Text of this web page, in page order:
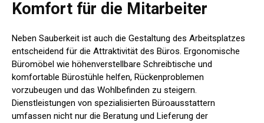
Komfort für die Mitarbeiter
Neben Sauberkeit ist auch die Gestaltung des Arbeitsplatzes
entscheidend für die Attraktivität des Büros. Ergonomische
Büromöbel wie höhenverstellbare Schreibtische und
komfortable Bürostühle helfen, Rückenproblemen
vorzubeugen und das Wohlbefinden zu steigern.
Dienstleistungen von spezialisierten Büroausstattern
umfassen nicht nur die Beratung und Lieferung der